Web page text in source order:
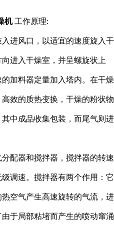
机 工作原理:
进风口，以适宜的速度旋入干
进入干燥室，并呈螺旋状上
加料器定量加入塔内。在干燥
效的质热变换，干燥的粉状物
中成品收集包装，而尾气则进
配器和搅拌器，搅拌器的转速
调速。搅拌器有两个作用：它
空气产生高速旋转的气流，进
于局部粘堵而产生的喷动窜涌